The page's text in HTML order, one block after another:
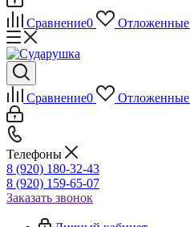
Сравнение0 Отложенные
Сравнение0 Отложенные
Телефоны
8 (920) 180-32-43
8 (920) 159-65-07
Заказать звонок